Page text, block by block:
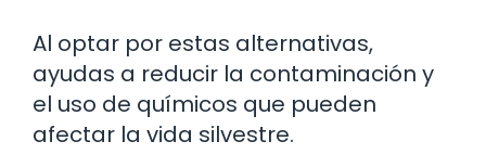
Al optar por estas alternativas,
ayudas a reducir la contaminación y
el uso de químicos que pueden
afectar la vida silvestre.